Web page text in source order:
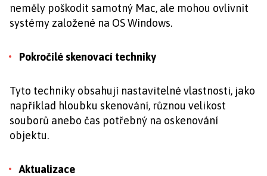
neměly poškodit samotný Mac, ale mohou ovlivnit
systémy založené na OS Windows.
Pokročilé skenovací techniky
Tyto techniky obsahují nastavitelné vlastnosti, jako
například hloubku skenování, různou velikost
souborů anebo čas potřebný na oskenování
objektu.
Aktualizace